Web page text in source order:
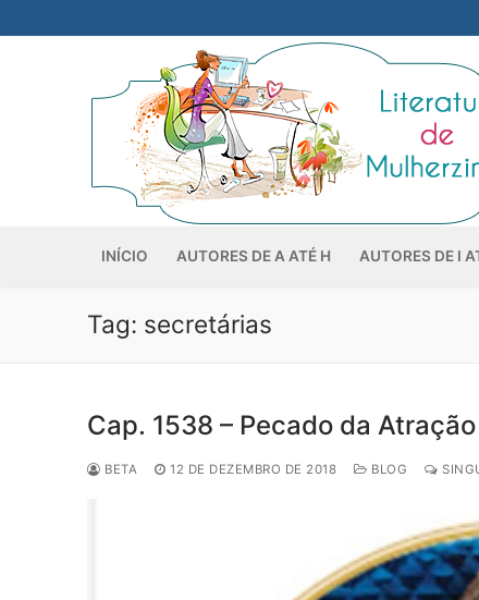
para
INÍCIO AUTORES DE A ATÉ H AUTORES DE I
Tag: secretárias
Cap. 1538 – Pecado da
BETA 12 DE DEZEMBRO DE 2018 BLOG